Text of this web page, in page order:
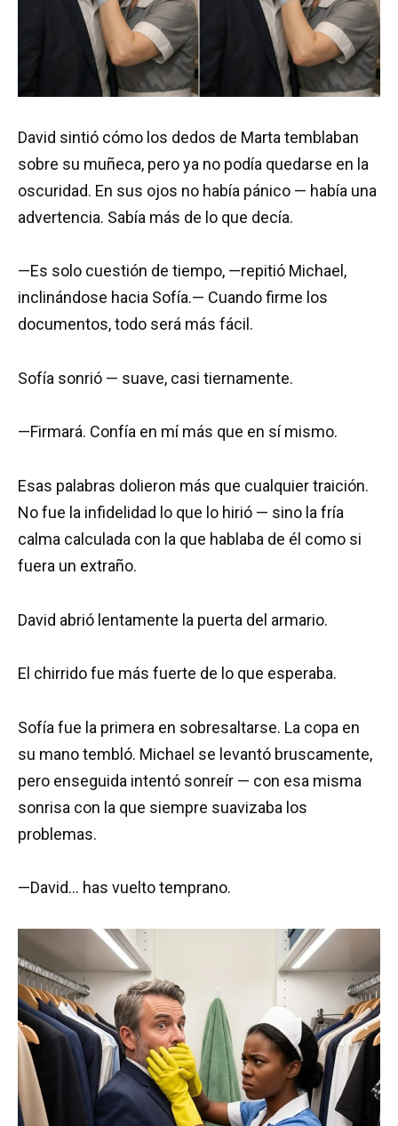
David sintió cómo los dedos de Marta temblaban
sobre su muñeca, pero ya no podía quedarse en la
oscuridad. En sus ojos no había pánico — había una
advertencia. Sabía más de lo que decía.
—Es solo cuestión de tiempo, —repitió Michael,
inclinándose hacia Sofía.— Cuando firme los
documentos, todo será más fácil.
Sofía sonrió — suave, casi tiernamente.
—Firmará. Confía en mí más que en sí mismo.
Esas palabras dolieron más que cualquier traición.
No fue la infidelidad lo que lo hirió — sino la fría
calma calculada con la que hablaba de él como si
fuera un extraño.
David abrió lentamente la puerta del armario.
El chirrido fue más fuerte de lo que esperaba.
Sofía fue la primera en sobresaltarse. La copa en
su mano tembló. Michael se levantó bruscamente,
pero enseguida intentó sonreír — con esa misma
sonrisa con la que siempre suavizaba los
problemas.
—David… has vuelto temprano.